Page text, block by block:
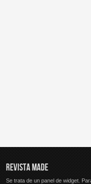
REVISTA MADE
Se trata de un panel de widget.